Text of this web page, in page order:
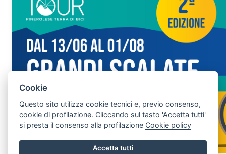
Cookie
Questo sito utilizza cookie tecnici e, previo consenso,
cookie di profilazione. Cliccando sul tasto 'Accetta tutti'
si presta il consenso alla profilazione Cookie policy
Accetta tutti